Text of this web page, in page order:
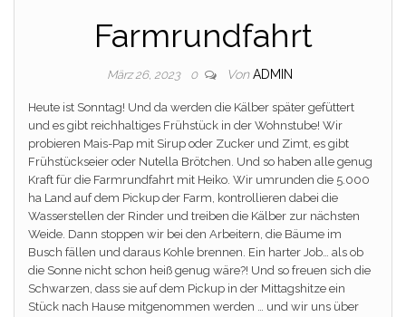
Farmrundfahrt
März 26, 2023 0 Von ADMIN
Heute ist Sonntag! Und da werden die Kälber später gefüttert
und es gibt reichhaltiges Frühstück in der Wohnstube! Wir
probieren Mais-Pap mit Sirup oder Zucker und Zimt, es gibt
Frühstückseier oder Nutella Brötchen. Und so haben alle genug
Kraft für die Farmrundfahrt mit Heiko. Wir umrunden die 5.000
ha Land auf dem Pickup der Farm, kontrollieren dabei die
Wasserstellen der Rinder und treiben die Kälber zur nächsten
Weide. Dann stoppen wir bei den Arbeitern, die Bäume im
Busch fällen und daraus Kohle brennen. Ein harter Job… als ob
die Sonne nicht schon heiß genug wäre?! Und so freuen sich die
Schwarzen, dass sie auf dem Pickup in der Mittagshitze ein
Stück nach Hause mitgenommen werden … und wir uns über